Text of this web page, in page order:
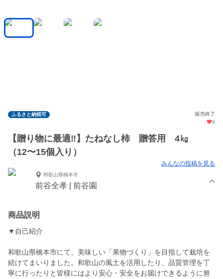
ふるさと納税可
販売終了
9
【贈り物に最適‼️】たねなし柿 贈答用 4㎏
（12〜15個入り）
みんなの投稿を見る
和歌山県橋本市
前谷全孝 | 前谷園
商品説明
▼自己紹介
和歌山県橋本市にて、美味しい「果物づくり」を目指して栽培を
続けてまいりました。和歌山の風土を活用したり、品質管理を丁
寧に行ったりと皆様にはより安心・安全をお届けできるように努